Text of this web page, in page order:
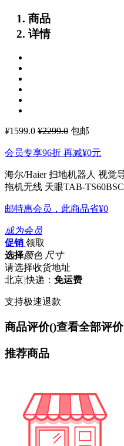
商品
详情
¥1599.0 ¥2299.0 包邮
会员专享96折 再减¥0元
海尔/Haier 扫地机器人 视觉
拖机无线 天眼TAB-TS60BSC
邮特惠会员，此商品省¥0
成为会员
促销 领取
选择颜色 尺寸
请选择收货地址
北京|快递： 免运费
支持极速退款
商品评价()查看全部评价
推荐商品